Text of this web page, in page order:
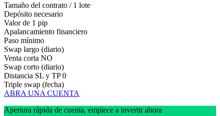
Tamaño del contrato / 1 lote
Depósito necesario
Valor de 1 pip
Apalancamiento financiero
Paso mínimo
Swap largo (diario)
Venta corta NO
Swap corto (diario)
Distancia SL y TP 0
Triple swap (fecha)
ABRA UNA CUENTA
Apertura rápida de cuenta, empiece a invertir ahora